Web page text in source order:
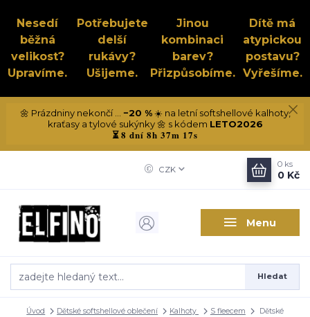
Nesedí
běžná
velikost?
Upravíme.
Potřebujete
delší
rukávy?
Ušijeme.
Jinou
kombinaci
barev?
Přizpůsobíme.
Dítě má
atypickou
postavu?
Vyřešíme.
🌼 Prázdniny nekončí ... −20 %☀️ na letní softshellové kalhoty,
kraťasy a tylové sukýnky 🌼 s kódem LETO2026
⏳8 dní 8h 37m 16s
Menu
CZK
Hledat
0 ks
0 Kč
Úvod Dětské softshellové oblečení Kalhoty S fleecem
Dětské